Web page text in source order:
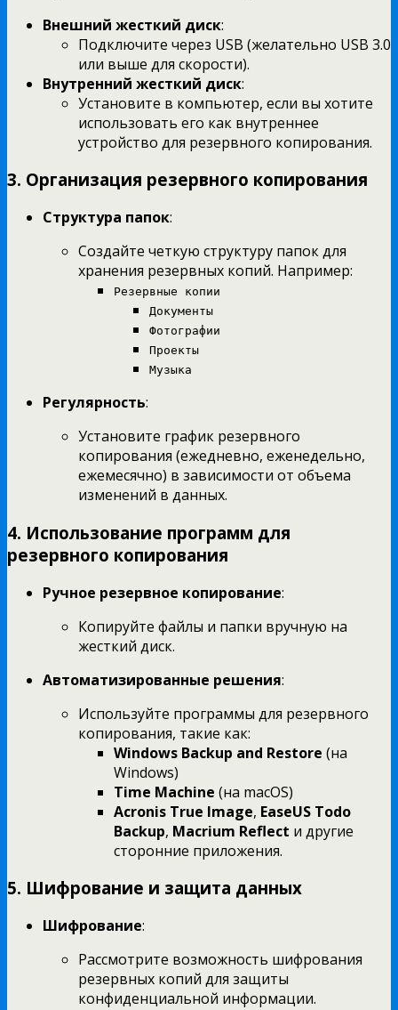
Внешний жесткий диск:
Подключите через USB (желательно USB 3.0
или выше для скорости).
Внутренний жесткий диск:
Установите в компьютер, если вы хотите
использовать его как внутреннее
устройство для резервного копирования.
3. Организация резервного копирования
Структура папок:
Создайте четкую структуру папок для
хранения резервных копий. Например:
Резервные копии
Документы
Фотографии
Проекты
Музыка
Регулярность:
Установите график резервного
копирования (ежедневно, еженедельно,
ежемесячно) в зависимости от объема
изменений в данных.
4. Использование программ для
резервного копирования
Ручное резервное копирование:
Копируйте файлы и папки вручную на
жесткий диск.
Автоматизированные решения:
Используйте программы для резервного
копирования, такие как:
Windows Backup and Restore (на
Windows)
Time Machine (на macOS)
Acronis True Image, EaseUS Todo
Backup, Macrium Reflect и другие
сторонние приложения.
5. Шифрование и защита данных
Шифрование:
Рассмотрите возможность шифрования
резервных копий для защиты
конфиденциальной информации.